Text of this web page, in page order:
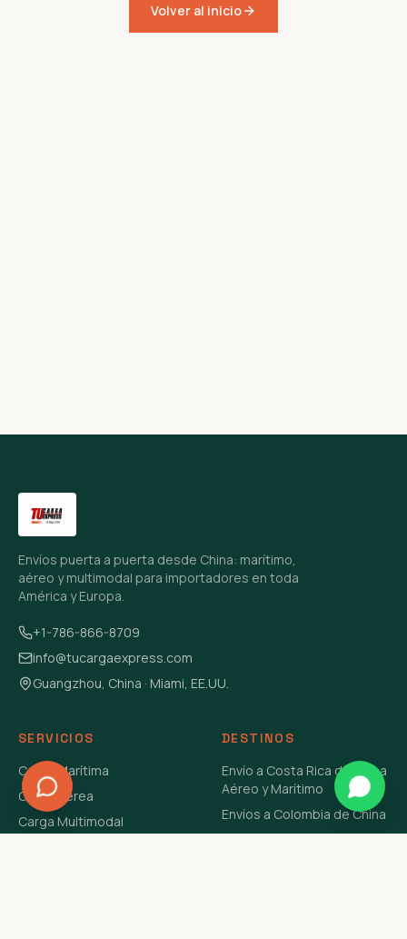
Volver al inicio
Envíos puerta a puerta desde China: marítimo,
aéreo y multimodal para importadores en toda
América y Europa.
+1-786-866-8709
info@tucargaexpress.com
Guangzhou, China · Miami, EE.UU.
SERVICIOS
Carga Marítima
Carga Aérea
Carga Multimodal
DESTINOS
Envío a Costa Rica de China
Aéreo y Marítimo
Envíos a Colombia de China